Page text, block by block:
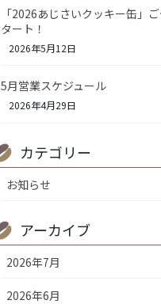
「2026あじさいクッキー缶」
タート！
2026年5月12日
5月営業スケジュール
2026年4月29日
カテゴリー
お知らせ
アーカイブ
2026年7月
2026年6月